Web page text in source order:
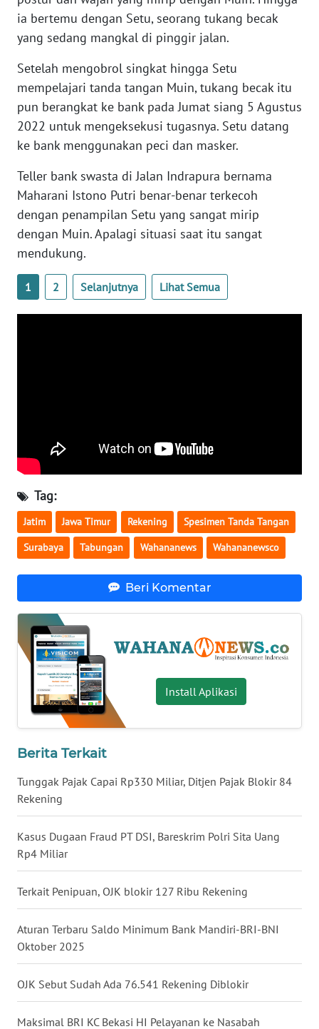
ia bertemu dengan Setu, seorang tukang becak
yang sedang mangkal di pinggir jalan.
Setelah mengobrol singkat hingga Setu
mempelajari tanda tangan Muin, tukang becak itu
pun berangkat ke bank pada Jumat siang 5 Agustus
2022 untuk mengeksekusi tugasnya. Setu datang
ke bank menggunakan peci dan masker.
Teller bank swasta di Jalan Indrapura bernama
Maharani Istono Putri benar-benar terkecoh
dengan penampilan Setu yang sangat mirip
dengan Muin. Apalagi situasi saat itu sangat
mendukung.
1 2 Selanjutnya Lihat Semua
Tag:
Jatim Jawa Timur Rekening Spesimen Tanda Tangan
Surabaya Tabungan Wahananews Wahananewsco
Beri Komentar
Install Aplikasi
Berita Terkait
Tunggak Pajak Capai Rp330 Miliar, Ditjen Pajak Blokir 84
Rekening
Kasus Dugaan Fraud PT DSI, Bareskrim Polri Sita Uang
Rp4 Miliar
Terkait Penipuan, OJK blokir 127 Ribu Rekening
Aturan Terbaru Saldo Minimum Bank Mandiri-BRI-BNI
Oktober 2025
OJK Sebut Sudah Ada 76.541 Rekening Diblokir
Maksimal BRI KC Bekasi HI Pelayanan ke Nasabah
JABAR
BANTEN
WN
NTT
KEPRI
WN
PAPUA
WN
WN
SULTRA
WN
WN
SULTENG
WN
SULBAR
WN
BABEL
WN
SUMBAR
WN
SUMSEL
WN